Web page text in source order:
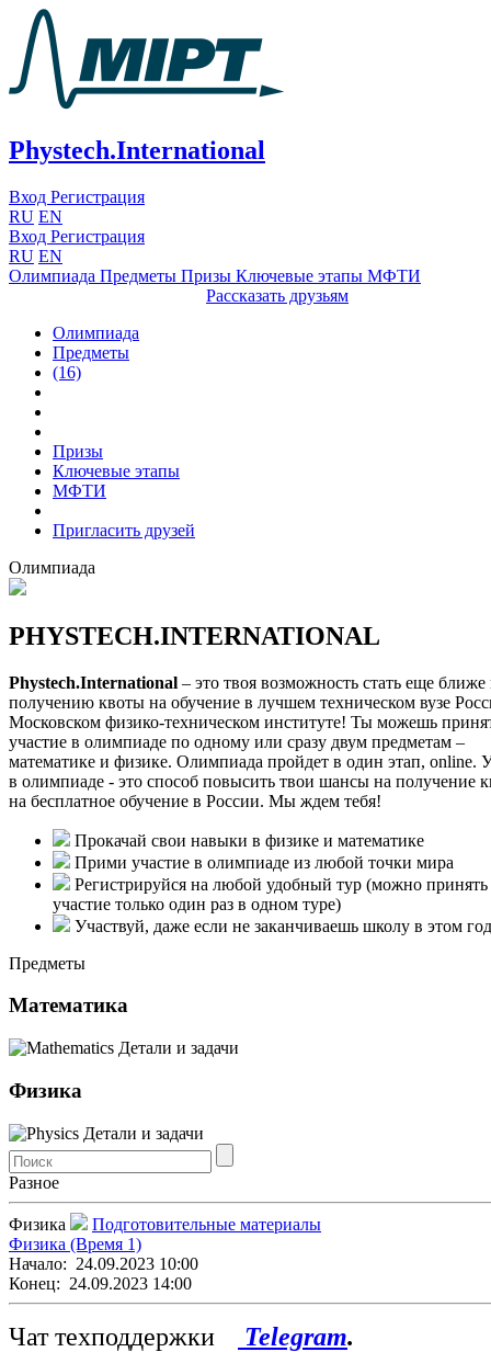
Phystech.International
Вход Регистрация
RU EN
Вход Регистрация
RU EN
Олимпиада Предметы Призы Ключевые этапы МФТИ
Рассказать друзьям
Олимпиада
Предметы
(16)
Призы
Ключевые этапы
МФТИ
Пригласить друзей
Олимпиада
PHYSTECH.INTERNATIONAL
Phystech.International – это твоя возможность стать еще ближе
получению квоты на обучение в лучшем техническом вузе
Московском физико-техническом институте! Ты можешь
участие в олимпиаде по одному или сразу двум предметам –
математике и физике. Олимпиада пройдет в один этап, online.
в олимпиаде - это способ повысить твои шансы на получение
на бесплатное обучение в России. Мы ждем тебя!
Прокачай свои навыки в физике и математике
Прими участие в олимпиаде из любой точки мира
Регистрируйся на любой удобный тур (можно принять
участие только один раз в одном туре)
Участвуй, даже если не заканчиваешь школу в этом
Предметы
Математика
Детали и задачи
Физика
Детали и задачи
Разное
Физика
Подготовительные материалы
Физика (Время 1)
Начало: 24.09.2023 10:00
Конец: 24.09.2023 14:00
Чат техподдержки Telegram.